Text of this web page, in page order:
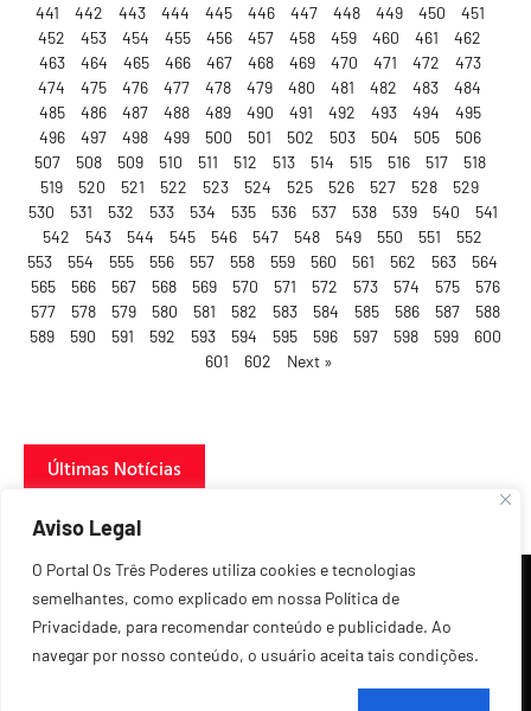
Aviso Legal
O Portal Os Três Poderes utiliza cookies e tecnologias
semelhantes, como explicado em nossa Política de
Privacidade, para recomendar conteúdo e publicidade. Ao
navegar por nosso conteúdo, o usuário aceita tais condições.
441
442 443 444 445 446 447 448 449 450
451
452
453 454 455 456 457 458 459 460 461
462
463
464 465 466 467 468 469 470 471 472
473
474
475 476 477 478 479 480 481 482 483
484
485
486 487 488 489 490 491 492 493 494
495
496
497 498 499 500 501 502 503 504 505
506
507
508 509 510 511 512 513 514 515 516 517
518
519
520 521 522 523 524 525 526 527 528
529
530
531 532 533 534 535 536 537 538 539 540
541
542
543 544 545 546 547 548 549 550 551
552
553
554 555 556 557 558 559 560 561 562 563
564
565
566 567 568 569 570 571 572 573 574 575
576
577
578 579 580 581 582 583 584 585 586 587
588
589
590 591 592 593 594 595 596 597 598 599
600
601
602 Next »
Últimas Notícias